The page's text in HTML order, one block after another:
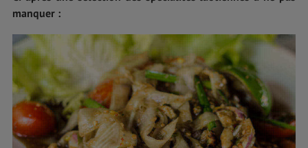
manquer :